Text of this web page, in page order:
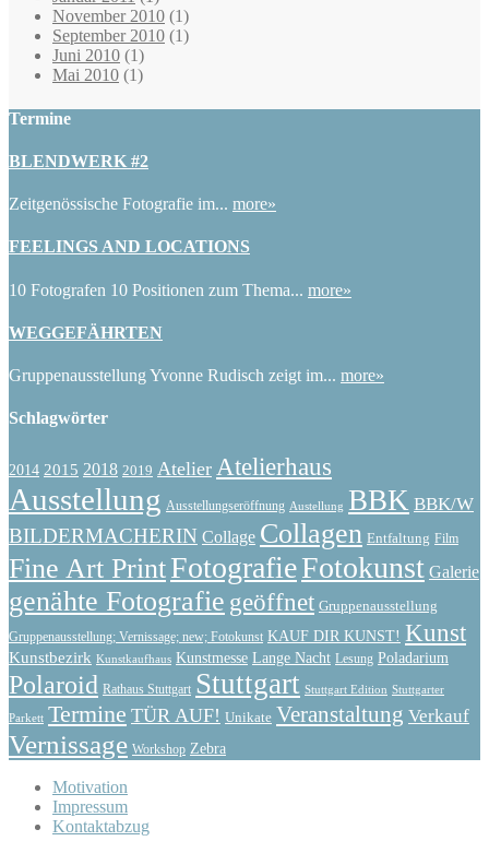
November 2010 (1)
September 2010 (1)
Juni 2010 (1)
Mai 2010 (1)
Termine
BLENDWERK #2
Zeitgenössische Fotografie im... more»
FEELINGS AND LOCATIONS
10 Fotografen 10 Positionen zum Thema... more»
WEGGEFÄHRTEN
Gruppenausstellung Yvonne Rudisch zeigt im... more»
Schlagwörter
2014 2015 2018 2019 Atelier Atelierhaus
Ausstellung Ausstellungseröffnung Austellung BBK BBK/W
BILDERMACHERIN Collage Collagen Entfaltung Film
Fine Art PrintFotografieFotokunst Galerie
genähte Fotografie geöffnet Gruppenausstellung
Gruppenausstellung; Vernissage; new; Fotokunst KAUF DIR KUNST! Kunst
Kunstbezirk Kunstkaufhaus Kunstmesse Lange Nacht Lesung Poladarium
Polaroid Rathaus Stuttgart Stuttgart Stuttgart Edition Stuttgarter
Parkett Termine TÜR AUF! Unikate Veranstaltung Verkauf
Vernissage Workshop Zebra
Motivation
Impressum
Kontaktabzug